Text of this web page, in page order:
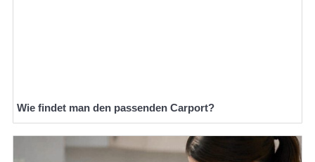
Wie findet man den passenden Carport?